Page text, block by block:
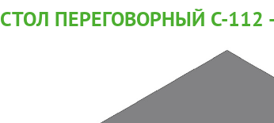
СТОЛ ПЕРЕГОВОРНЫЙ C-112 -